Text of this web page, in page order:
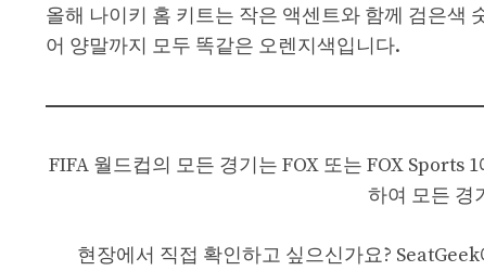
올해 나이키 홈 키트는 작은 액센트와 함께 검은색
어 양말까지 모두 똑같은 오렌지색입니다.
FIFA 월드컵의 모든 경기는 FOX 또는 FOX Sports
하여 모든 경
현장에서 직접 확인하고 싶으신가요?